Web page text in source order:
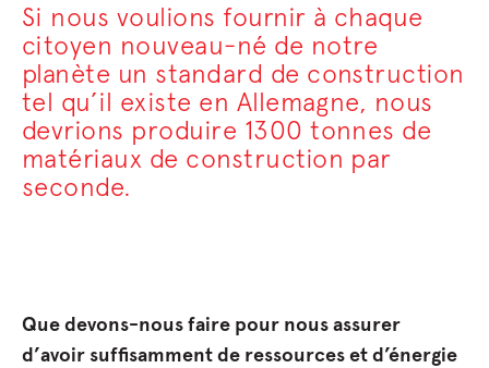
Si nous voulions fournir à chaque
citoyen nouveau-né de notre
planète un standard de construction
tel qu’il existe en Allemagne, nous
devrions produire 1300 tonnes de
matériaux de construction par
seconde.
Que devons-nous faire pour nous assurer
d’avoir suffisamment de ressources et d’énergie